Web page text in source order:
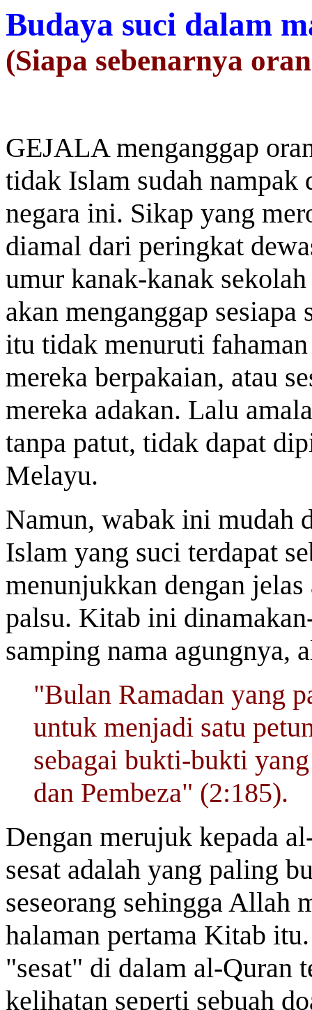
Budaya suci dalam
(Siapa sebenarnya
GEJALA menganggap
tidak Islam sudah
negara ini. Sikap yang
diamal dari peringkat
umur kanak-kanak
akan menganggap
itu tidak menuruti
mereka berpakaian, atau
mereka adakan. Lalu
tanpa patut, tidak dapat
Melayu.
Namun, wabak ini mudah
Islam yang suci terdapat
menunjukkan dengan
palsu. Kitab ini
samping nama agungnya,
"Bulan Ramadan yang
untuk menjadi satu
sebagai bukti-bukti
dan Pembeza" (2:185).
Dengan merujuk kepada
sesat adalah yang paling
seseorang sehingga Allah
halaman pertama Kitab
"sesat" di dalam al-Quran
kelihatan seperti sebuah